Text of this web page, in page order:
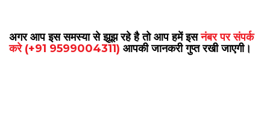
अगर आप इस समस्या से झूझ रहे है तो आप हमें इसनंबर पर संपर्क
करे (+91 9599004311) आपकी जानकरी गुप्त रखी जाएगी।